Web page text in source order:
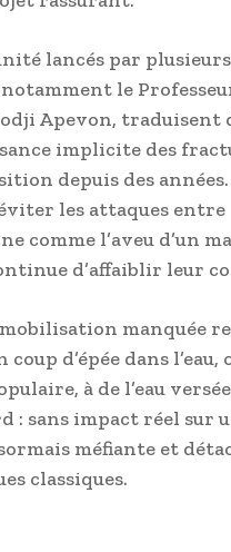
lancés par plusieurs
le
Apevon, traduisent
implicite des
depuis des années.
les attaques entre
comme l’aveu d’un
d’affaiblir leur
manquée
d’épée dans l’eau,
à de l’eau
: sans impact réel sur
méfiante et
classiques.